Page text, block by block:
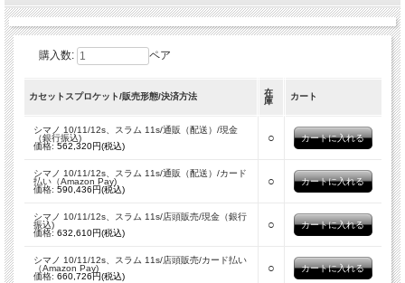
購入数: ペア
カセットスプロケット/販売形態/決済方法
在
庫
カート
シマノ 10/11/12s、スラム 11s/通販（配送）/現金
（銀行振込)
価格: 562,320円(税込)
○
シマノ 10/11/12s、スラム 11s/通販（配送）/カード
払い（Amazon Pay)
価格: 590,436円(税込)
○
シマノ 10/11/12s、スラム 11s/店頭販売/現金（銀行
振込)
価格: 632,610円(税込)
○
シマノ 10/11/12s、スラム 11s/店頭販売/カード払い
（Amazon Pay)
価格: 660,726円(税込)
○